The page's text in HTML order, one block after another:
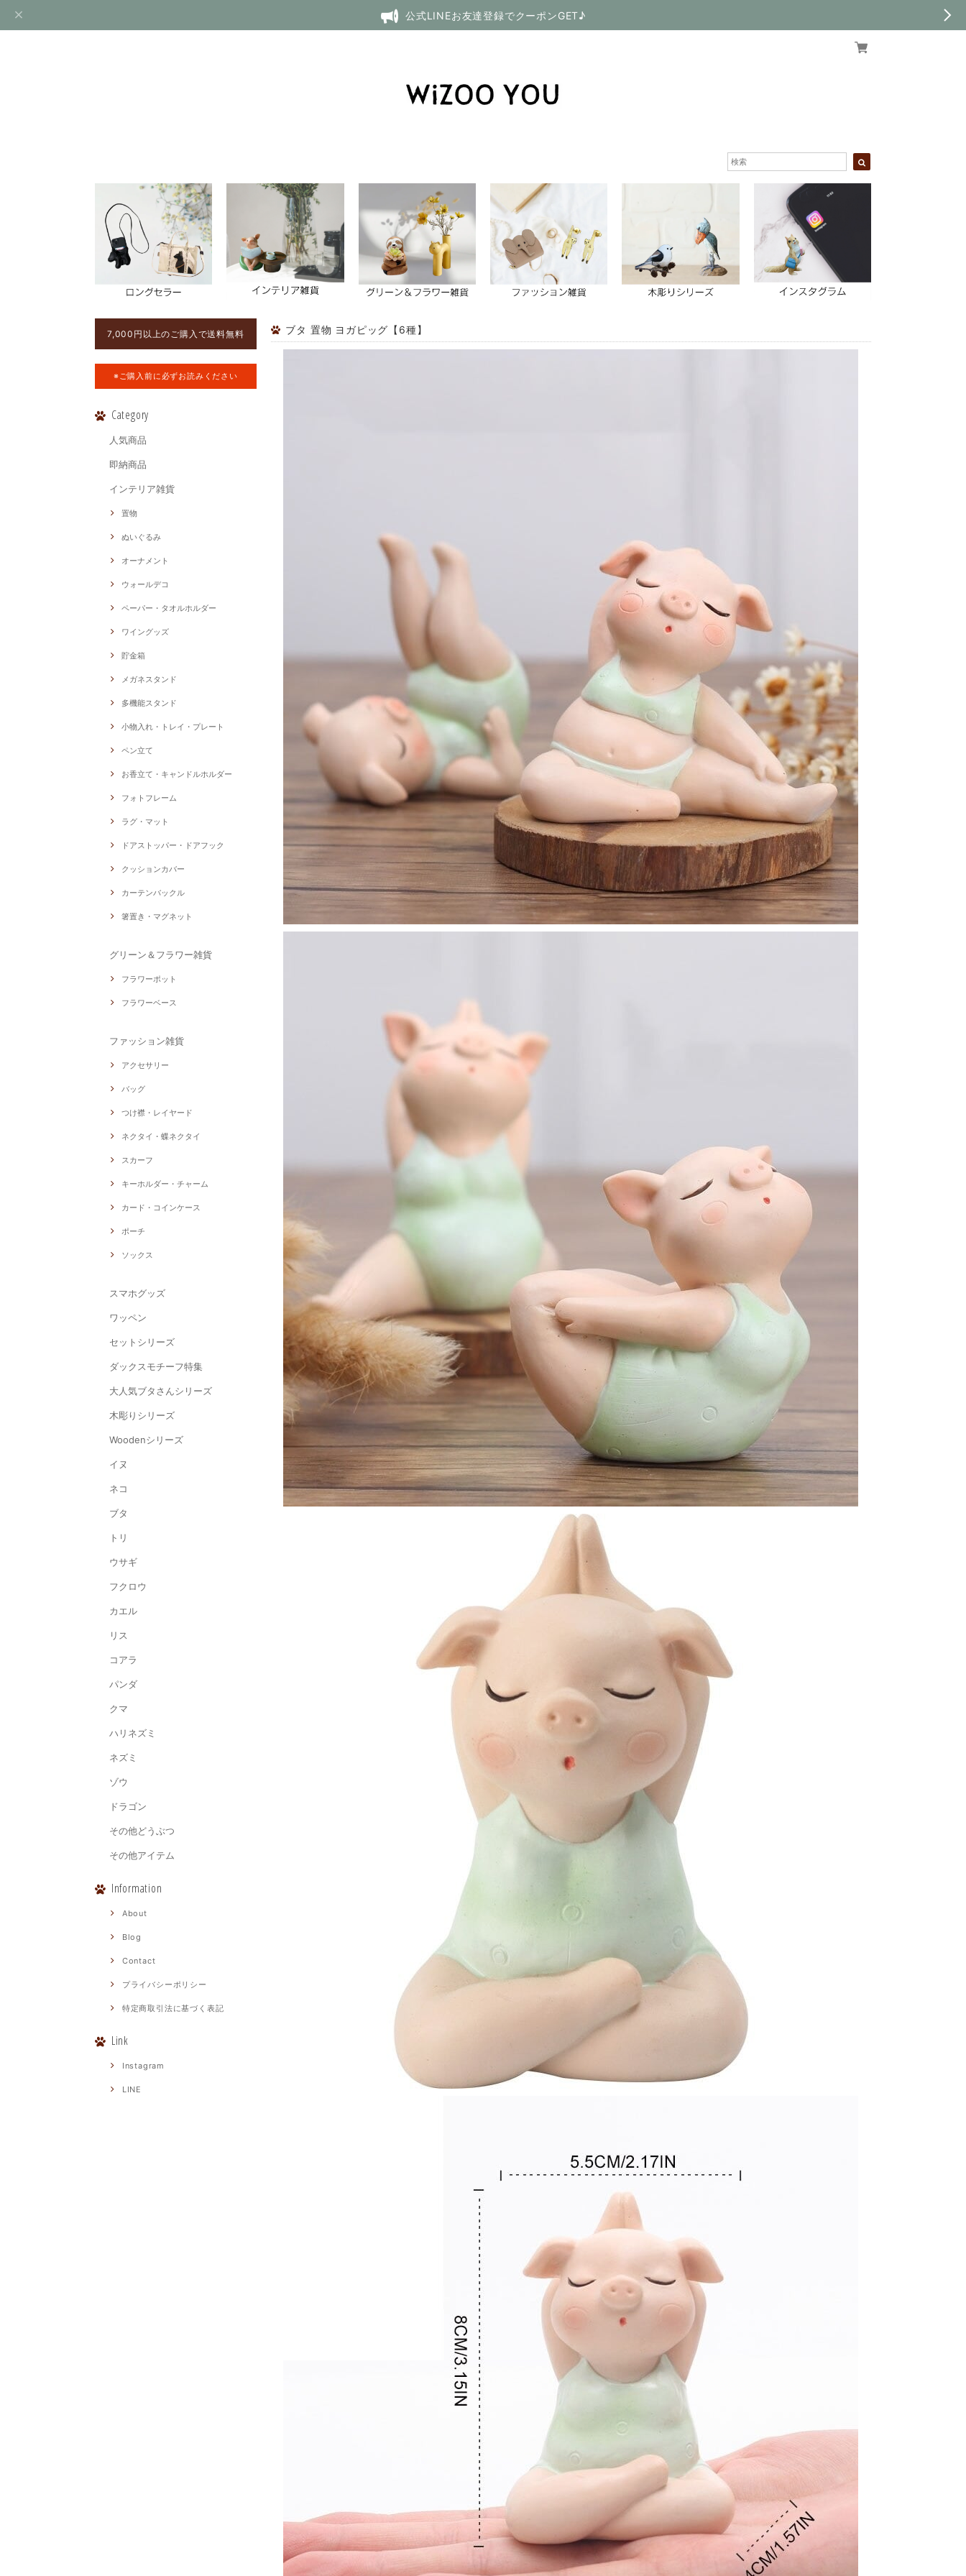
公式LINEお友達登録でクーポンGET♪
7,000円以上のご購入で送料無料
※ご購入前に必ずお読みください
Category
人気商品
即納商品
インテリア雑貨
置物
ぬいぐるみ
オーナメント
ウォールデコ
ペーパー・タオルホルダー
ワイングッズ
貯金箱
メガネスタンド
多機能スタンド
小物入れ・トレイ・プレート
ペン立て
お香立て・キャンドルホルダー
フォトフレーム
ラグ・マット
ドアストッパー・ドアフック
クッションカバー
カーテンバックル
箸置き・マグネット
グリーン＆フラワー雑貨
フラワーポット
フラワーベース
ファッション雑貨
アクセサリー
バッグ
つけ襟・レイヤード
ネクタイ・蝶ネクタイ
スカーフ
キーホルダー・チャーム
カード・コインケース
ポーチ
ソックス
スマホグッズ
ワッペン
セットシリーズ
ダックスモチーフ特集
大人気ブタさんシリーズ
木彫りシリーズ
Woodenシリーズ
イヌ
ネコ
ブタ
トリ
ウサギ
フクロウ
カエル
リス
コアラ
パンダ
クマ
ハリネズミ
ネズミ
ゾウ
ドラゴン
その他どうぶつ
その他アイテム
Information
About
Blog
Contact
プライバシーポリシー
特定商取引法に基づく表記
Link
Instagram
LINE
ブタ 置物 ヨガピッグ【6種】